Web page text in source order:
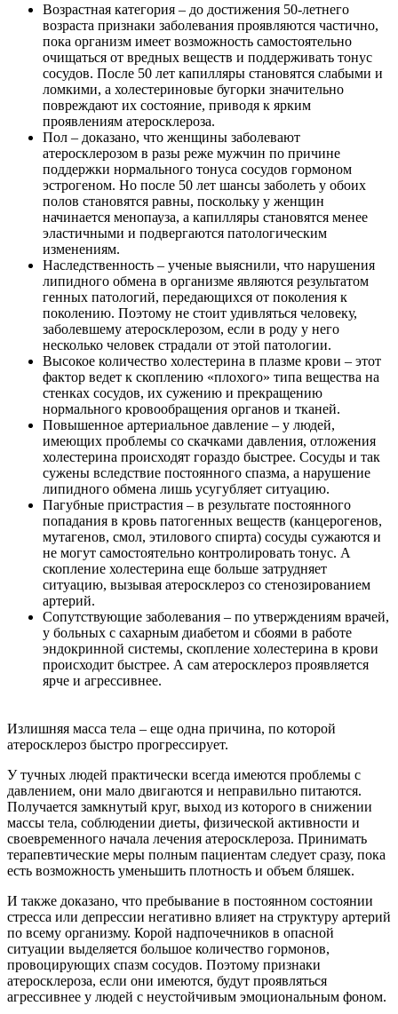
Возрастная категория – до достижения 50-летнего
возраста признаки заболевания проявляются частично,
пока организм имеет возможность самостоятельно
очищаться от вредных веществ и поддерживать тонус
сосудов. После 50 лет капилляры становятся слабыми и
ломкими, а холестериновые бугорки значительно
повреждают их состояние, приводя к ярким
проявлениям атеросклероза.
Пол – доказано, что женщины заболевают
атеросклерозом в разы реже мужчин по причине
поддержки нормального тонуса сосудов гормоном
эстрогеном. Но после 50 лет шансы заболеть у обоих
полов становятся равны, поскольку у женщин
начинается менопауза, а капилляры становятся менее
эластичными и подвергаются патологическим
изменениям.
Наследственность – ученые выяснили, что нарушения
липидного обмена в организме являются результатом
генных патологий, передающихся от поколения к
поколению. Поэтому не стоит удивляться человеку,
заболевшему атеросклерозом, если в роду у него
несколько человек страдали от этой патологии.
Высокое количество холестерина в плазме крови – этот
фактор ведет к скоплению «плохого» типа вещества на
стенках сосудов, их сужению и прекращению
нормального кровообращения органов и тканей.
Повышенное артериальное давление – у людей,
имеющих проблемы со скачками давления, отложения
холестерина происходят гораздо быстрее. Сосуды и так
сужены вследствие постоянного спазма, а нарушение
липидного обмена лишь усугубляет ситуацию.
Пагубные пристрастия – в результате постоянного
попадания в кровь патогенных веществ (канцерогенов,
мутагенов, смол, этилового спирта) сосуды сужаются и
не могут самостоятельно контролировать тонус. А
скопление холестерина еще больше затрудняет
ситуацию, вызывая атеросклероз со стенозированием
артерий.
Сопутствующие заболевания – по утверждениям врачей,
у больных с сахарным диабетом и сбоями в работе
эндокринной системы, скопление холестерина в крови
происходит быстрее. А сам атеросклероз проявляется
ярче и агрессивнее.
Излишняя масса тела – еще одна причина, по которой
атеросклероз быстро прогрессирует.
У тучных людей практически всегда имеются проблемы с
давлением, они мало двигаются и неправильно питаются.
Получается замкнутый круг, выход из которого в снижении
массы тела, соблюдении диеты, физической активности и
своевременного начала лечения атеросклероза. Принимать
терапевтические меры полным пациентам следует сразу, пока
есть возможность уменьшить плотность и объем бляшек.
И также доказано, что пребывание в постоянном состоянии
стресса или депрессии негативно влияет на структуру артерий
по всему организму. Корой надпочечников в опасной
ситуации выделяется большое количество гормонов,
провоцирующих спазм сосудов. Поэтому признаки
атеросклероза, если они имеются, будут проявляться
агрессивнее у людей с неустойчивым эмоциональным фоном.